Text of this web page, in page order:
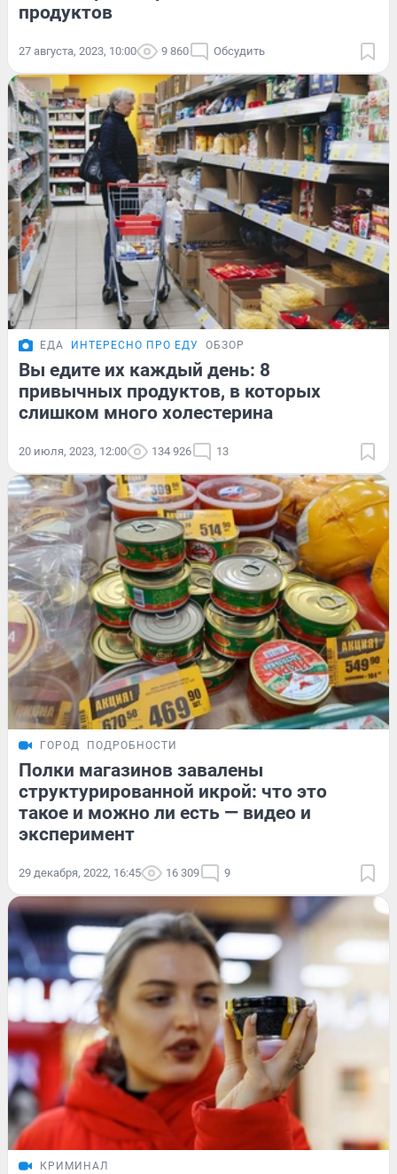
продуктов
27 августа, 2023, 10:00 9 860 Обсудить
ЕДА ИНТЕРЕСНО ПРО ЕДУ ОБЗОР
Вы едите их каждый день: 8
привычных продуктов, в которых
слишком много холестерина
20 июля, 2023, 12:00 134 926 13
ГОРОД ПОДРОБНОСТИ
Полки магазинов завалены
структурированной икрой: что это
такое и можно ли есть — видео и
эксперимент
29 декабря, 2022, 16:45 16 309 9
КРИМИНАЛ